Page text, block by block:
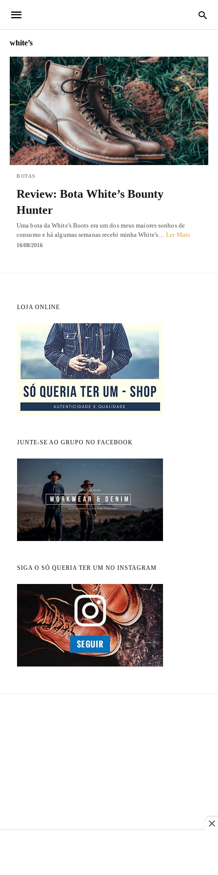
white’s
BOTAS
Review: Bota White’s Bounty
Hunter
Uma bota da White's Boots era um dos meus maiores sonhos de
consumo e há algumas semanas recebi minha White's…Ler Mais
16/08/2016
LOJA ONLINE
JUNTE-SE AO GRUPO NO FACEBOOK
SIGA O SÓ QUERIA TER UM NO INSTAGRAM